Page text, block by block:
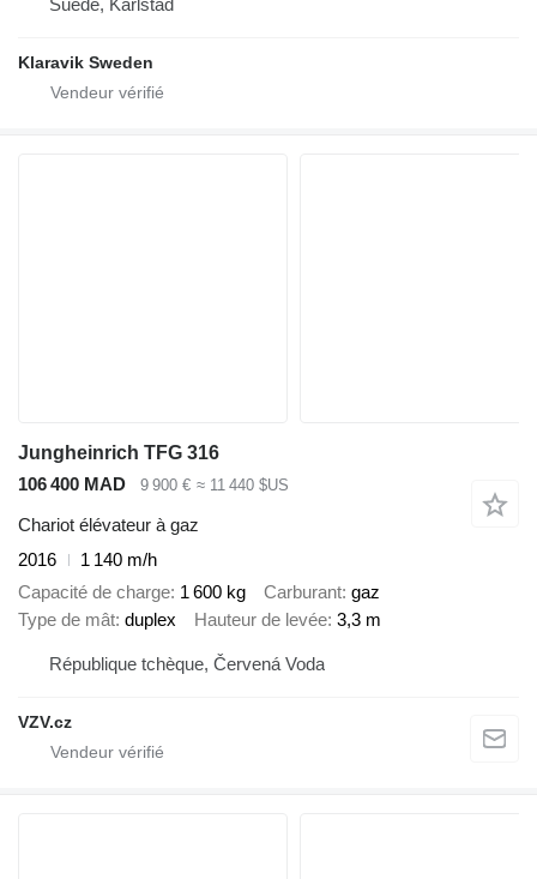
Klaravik Sweden
Jungheinrich TFG 316
106 400 MAD
9 900 € ≈ 11 440 $US
Chariot élévateur à gaz
2016
1 140 m/h
Capacité de charge 1 600 kg Carburant gaz
Type de mât duplex Hauteur de levée 3,3 m
République tchèque, Červená Voda
VZV.cz